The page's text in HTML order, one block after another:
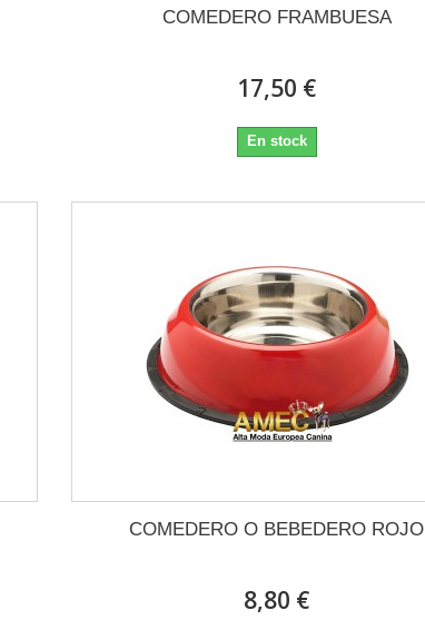
COMEDERO FRAMBUESA
17,50 €
En stock
COMEDERO O BEBEDERO ROJO
8,80 €